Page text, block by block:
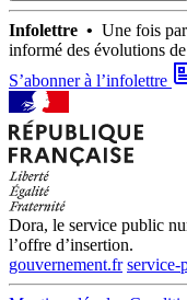
Infolettre • Une fois
informé des évolutions
S’abonner à l’infolettre
Dora, le service public
l’offre d’insertion.
gouvernement.fr service-